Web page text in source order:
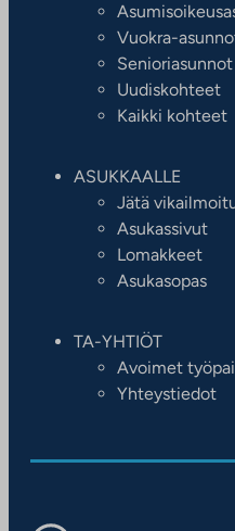
Vuokra-
Senioriasunnot
Uudiskohteet
Kaikki kohteet
ASUKKAALLE
Jätä
Asukassivut
Lomakkeet
Asukasopas
TA-YHTIÖT
Avoimet
Yhteystiedot